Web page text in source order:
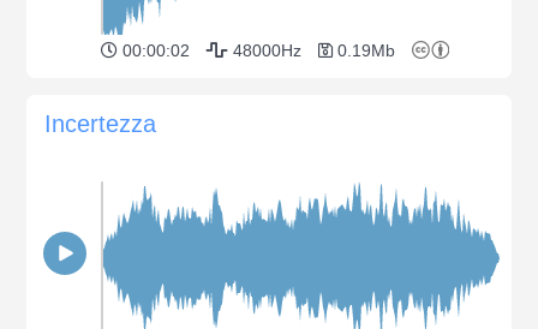
00:00:02 48000Hz 0.19Mb
Incertezza